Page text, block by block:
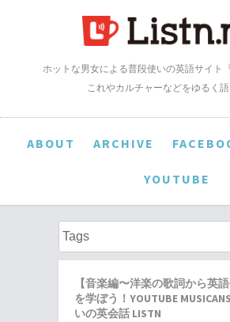
ホットな男女による普段使いの英語サイト
これやカルチャーなどをゆるく語
ABOUT ARCHIVE
YOUTUBE
【音楽編〜洋楽の歌詞から英
を学ぼう！YOUTUBE
いの英会話 LISTN